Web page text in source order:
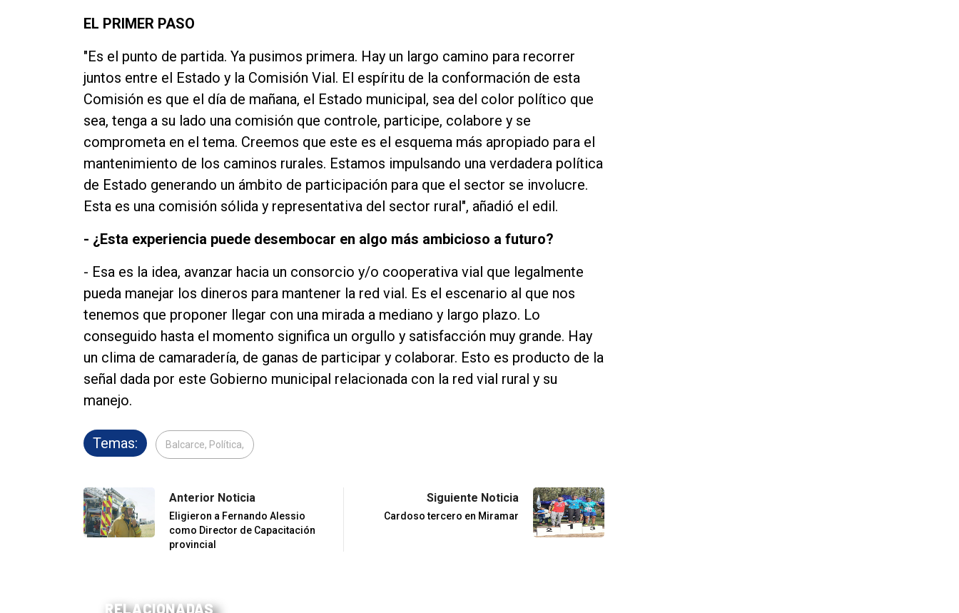
EL PRIMER PASO
"Es el punto de partida. Ya pusimos primera. Hay un largo camino para recorrer
juntos entre el Estado y la Comisión Vial. El espíritu de la conformación de esta
Comisión es que el día de mañana, el Estado municipal, sea del color político que
sea, tenga a su lado una comisión que controle, participe, colabore y se
comprometa en el tema. Creemos que este es el esquema más apropiado para el
mantenimiento de los caminos rurales. Estamos impulsando una verdadera política
de Estado generando un ámbito de participación para que el sector se involucre.
Esta es una comisión sólida y representativa del sector rural", añadió el edil.
- ¿Esta experiencia puede desembocar en algo más ambicioso a futuro?
- Esa es la idea, avanzar hacia un consorcio y/o cooperativa vial que legalmente
pueda manejar los dineros para mantener la red vial. Es el escenario al que nos
tenemos que proponer llegar con una mirada a mediano y largo plazo. Lo
conseguido hasta el momento significa un orgullo y satisfacción muy grande. Hay
un clima de camaradería, de ganas de participar y colaborar. Esto es producto de la
señal dada por este Gobierno municipal relacionada con la red vial rural y su
manejo.
Temas: Balcarce, Política,
Anterior Noticia
Eligieron a Fernando Alessio
como Director de Capacitación
provincial
Siguiente Noticia
Cardoso tercero en Miramar
RELACIONADAS